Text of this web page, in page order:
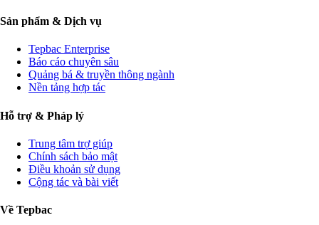
Sản phẩm & Dịch vụ
Tepbac Enterprise
Báo cáo chuyên sâu
Quảng bá & truyền thông ngành
Nền tảng hợp tác
Hỗ trợ & Pháp lý
Trung tâm trợ giúp
Chính sách bảo mật
Điều khoản sử dụng
Cộng tác và bài viết
Về Tepbac